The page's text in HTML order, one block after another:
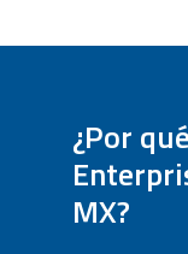
¿Por
MX?